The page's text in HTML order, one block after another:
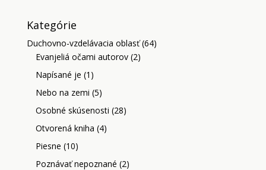
Kategórie
Duchovno-vzdelávacia oblasť(64)
Evanjeliá očami autorov(2)
Napísané je (1)
Nebo na zemi (5)
Osobné skúsenosti (28)
Otvorená kniha (4)
Piesne (10)
Poznávať nepoznané (2)